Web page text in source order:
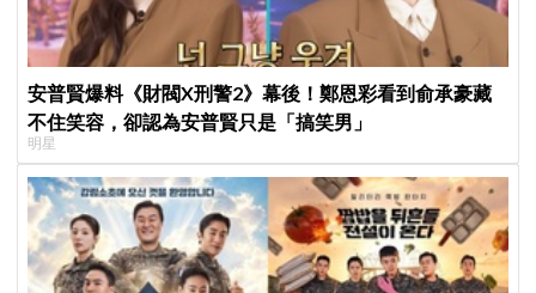
安普賢爆料《財閥X刑警2》幕後！鄭恩彩看到俞承豪藏
不住笑容，卻認為安普賢只是「搞笑男」
明星